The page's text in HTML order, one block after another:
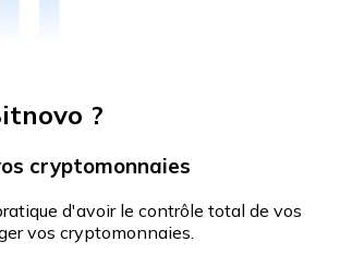
?
cryptomonnaies
d'avoir le contrôle total de vos
vos cryptomonnaies.